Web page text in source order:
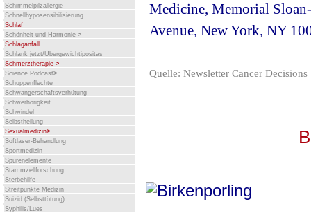
Schimmelpilzallergie
Schnellhyposensibilisierung
Schlaf
Schönheit und Harmonie >
Schlaganfall
Schlank jetzt/Übergewichtipositas
Schmerztherapie >
Science Podcast>
Schuppenflechte
Schwangerschaftsverhütung
Schwerhörigkeit
Schwindel
Selbstheilung
Sexualmedizin>
Softlaser-Behandlung
Sportmedizin
Spurenelemente
Stammzellforschung
Sterbehilfe
Streitpunkte Medizin
Suizid (Selbsttötung)
Syphilis/Lues
Medicine, Memorial
Avenue, New York, NY
Quelle: Newsletter Cancer Decisions